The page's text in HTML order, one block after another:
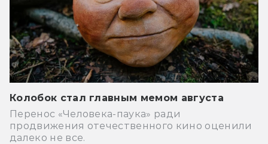
Колобок стал главным мемом августа
Перенос «Человека-паука» ради
продвижения отечественного кино оценили
далеко не все.